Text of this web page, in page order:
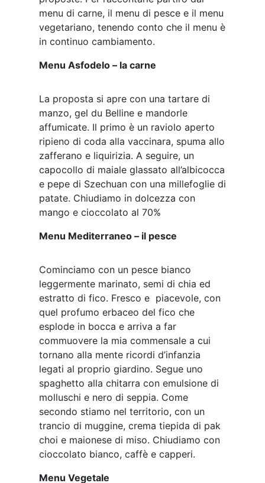
menu di carne, il menu di pesce e il menu
vegetariano, tenendo conto che il menu è
in continuo cambiamento.
Menu Asfodelo – la carne
La proposta si apre con una tartare di
manzo, gel du Belline e mandorle
affumicate. Il primo è un raviolo aperto
ripieno di coda alla vaccinara, spuma allo
zafferano e liquirizia. A seguire, un
capocollo di maiale glassato all’albicocca
e pepe di Szechuan con una millefoglie di
patate. Chiudiamo in dolcezza con
mango e cioccolato al 70%
Menu Mediterraneo – il pesce
Cominciamo con un pesce bianco
leggermente marinato, semi di chia ed
estratto di fico. Fresco e piacevole, con
quel profumo erbaceo del fico che
esplode in bocca e arriva a far
commuovere la mia commensale a cui
tornano alla mente ricordi d’infanzia
legati al proprio giardino. Segue uno
spaghetto alla chitarra con emulsione di
molluschi e nero di seppia. Come
secondo stiamo nel territorio, con un
trancio di muggine, crema tiepida di pak
choi e maionese di miso. Chiudiamo con
cioccolato bianco, caffè e capperi.
Menu Vegetale